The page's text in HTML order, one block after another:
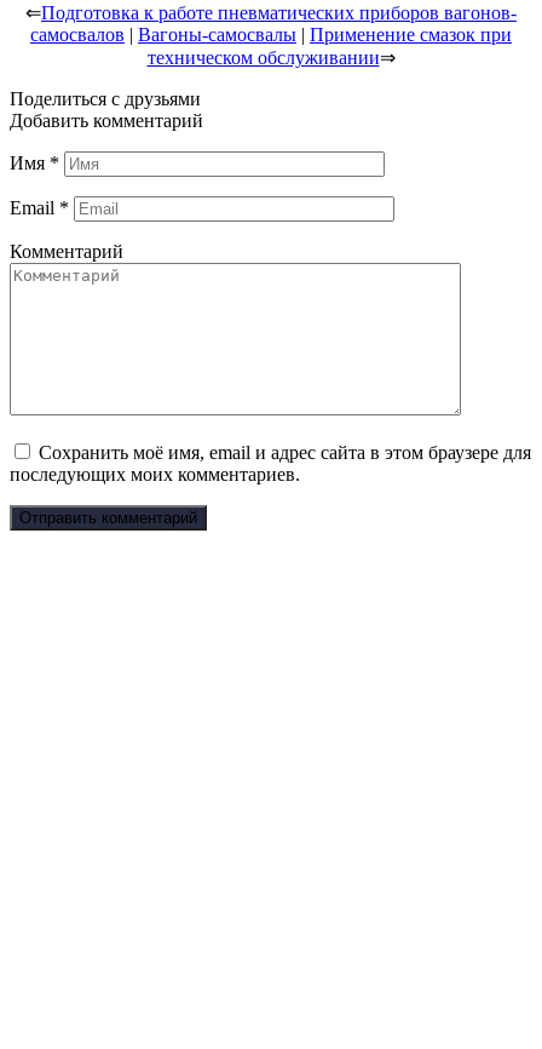
⇐Подготовка к работе пневматических приборов вагонов-
самосвалов | Вагоны-самосвалы | Применение смазок при
техническом обслуживании⇒
Поделиться с друзьями
Добавить комментарий
Имя *
Email *
Комментарий
Сохранить моё имя, email и адрес сайта в этом браузере для
последующих моих комментариев.